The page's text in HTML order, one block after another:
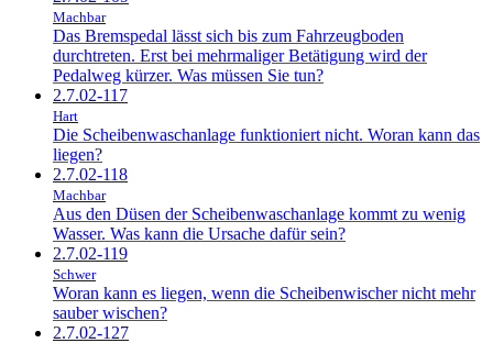
Machbar
Das Bremspedal lässt sich bis zum Fahrzeugboden
durchtreten. Erst bei mehrmaliger Betätigung wird der
Pedalweg kürzer. Was müssen Sie tun?
2.7.02-117
Hart
Die Scheibenwaschanlage funktioniert nicht. Woran kann das
liegen?
2.7.02-118
Machbar
Aus den Düsen der Scheibenwaschanlage kommt zu wenig
Wasser. Was kann die Ursache dafür sein?
2.7.02-119
Schwer
Woran kann es liegen, wenn die Scheibenwischer nicht mehr
sauber wischen?
2.7.02-127